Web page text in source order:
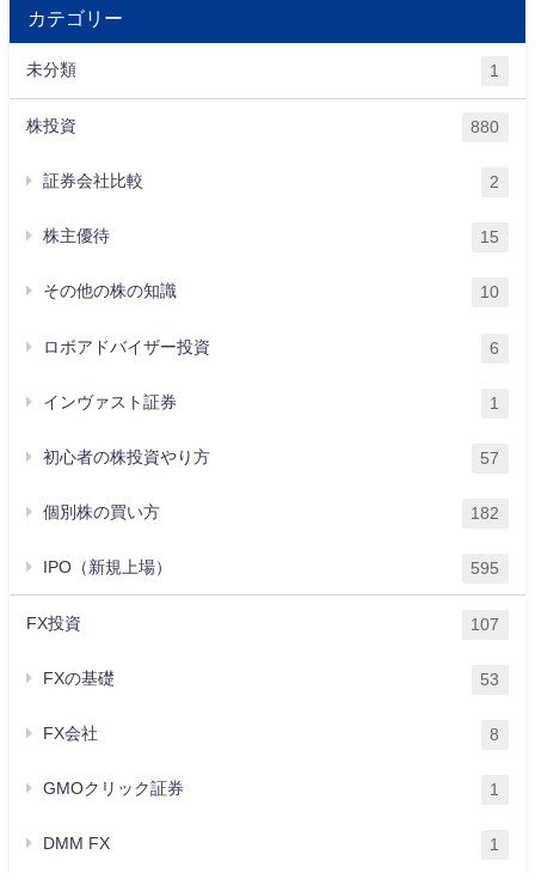
カテゴリー
未分類 1
株投資 880
証券会社比較 2
株主優待 15
その他の株の知識 10
ロボアドバイザー投資 6
インヴァスト証券 1
初心者の株投資やり方 57
個別株の買い方 182
IPO（新規上場） 595
FX投資 107
FXの基礎 53
FX会社 8
GMOクリック証券 1
DMM FX 1